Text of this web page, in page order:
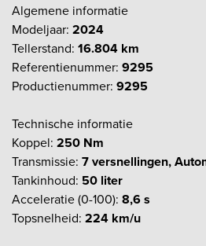
Algemene informatie
Modeljaar: 2024
Tellerstand: 16.804 km
Referentienummer: 9295
Productienummer: 9295
Technische informatie
Koppel: 250 Nm
Transmissie: 7 versnellingen,
Tankinhoud: 50 liter
Acceleratie (0-100): 8,6 s
Topsnelheid: 224 km/u